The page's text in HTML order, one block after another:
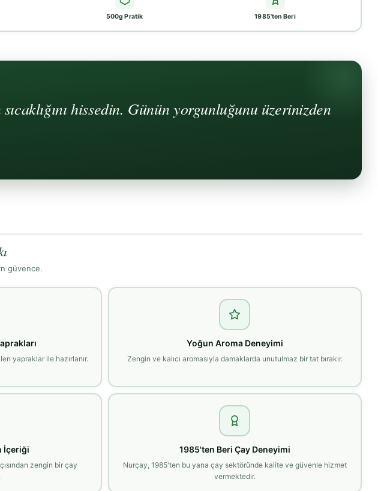
500g Pratik 1985'ten Beri
hissedin. Günün yorgunluğunu üzerinizden
güvence.
yapraklar ile hazırlanır.
Yoğun Aroma Deneyimi
Zengin ve kalıcı aromasıyla damaklarda unutulmaz bir tat bırakır.
İçeriği
zengin bir çay
1985'ten Beri Çay Deneyimi
Nurçay, 1985'ten bu yana çay sektöründe kalite ve güvenle hizmet
vermektedir.